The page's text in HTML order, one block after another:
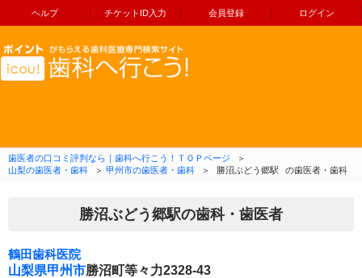
ヘルプ チケットID入力 会員登録 ログイン
コンテンツへ移動
歯医者の口コミ評判なら｜歯科へ行こう！ＴＯＰページ
＞
山梨の歯医者・歯科
＞ 甲州市の歯医者・歯科 ＞ 勝沼ぶどう郷駅 の歯医者・歯科
勝沼ぶどう郷駅の歯科・歯医者
鶴田歯科医院
山梨県甲州市勝沼町等々力2328-43